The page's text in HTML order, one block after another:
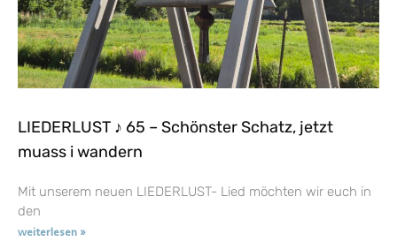
LIEDERLUST ♪ 65 – Schönster Schatz, jetzt
muass i wandern
Mit unserem neuen LIEDERLUST- Lied möchten wir euch in
den
weiterlesen »